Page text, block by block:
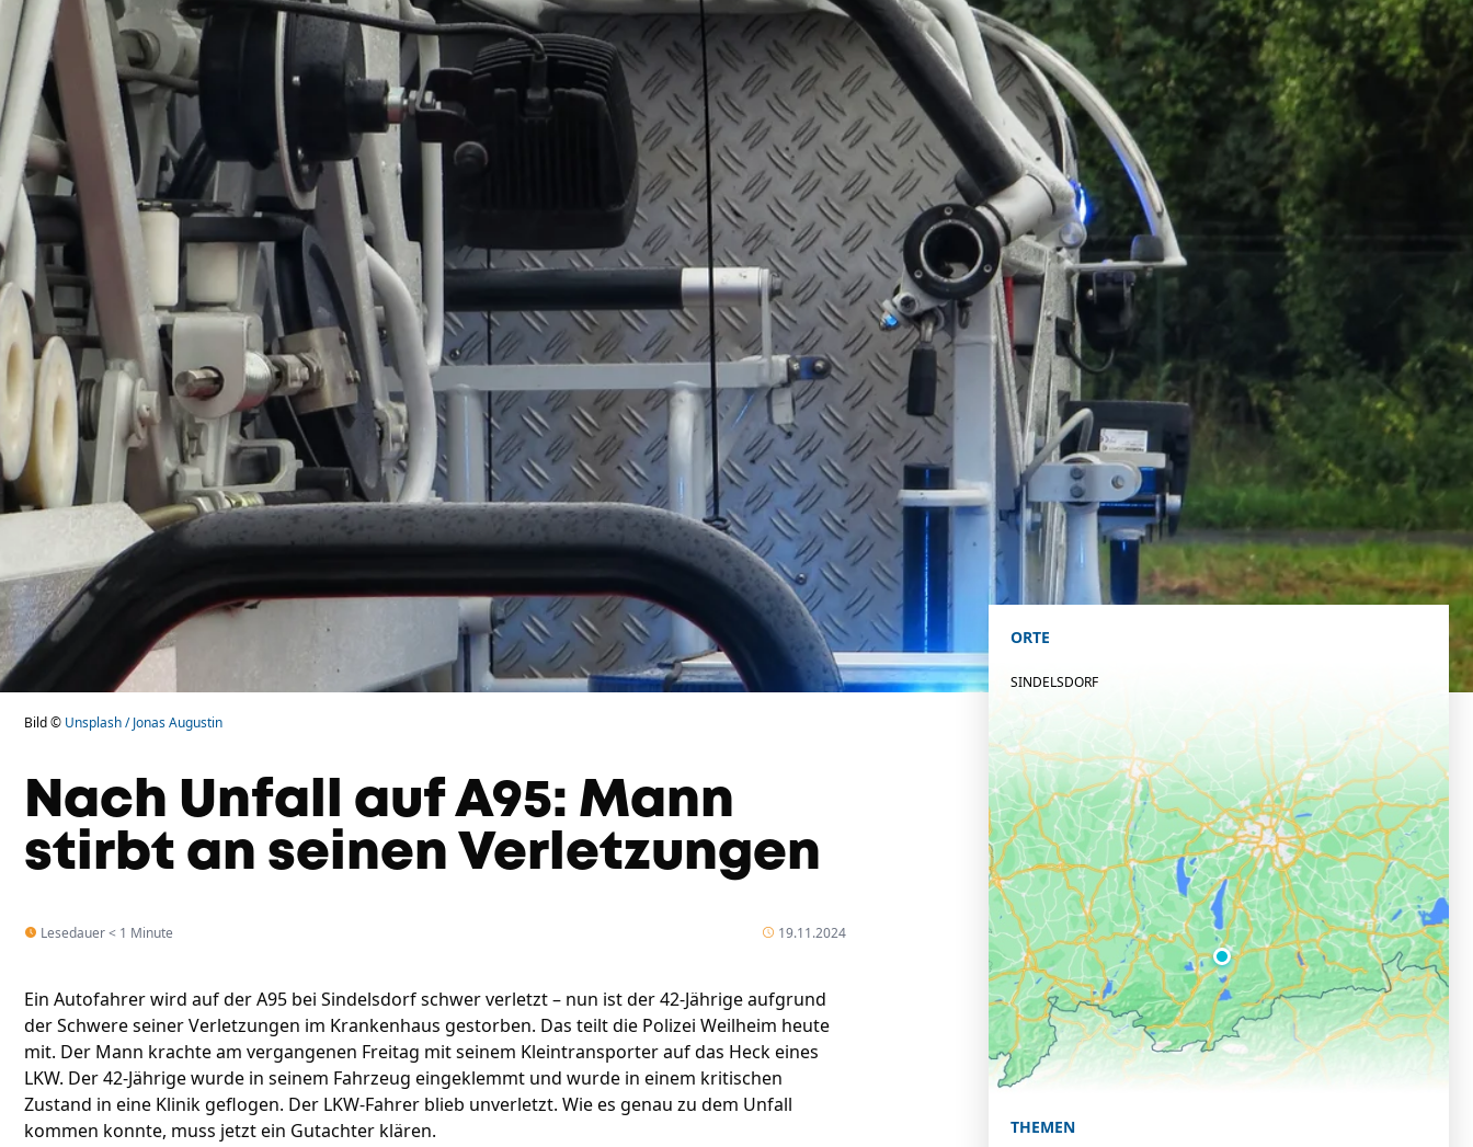
Bild © Unsplash / Jonas Augustin
Nach Unfall auf A95: Mann
stirbt an seinen Verletzungen
Lesedauer < 1 Minute 19.11.2024
Ein Autofahrer wird auf der A95 bei Sindelsdorf schwer verletzt – nun ist der 42-Jährige aufgrund
der Schwere seiner Verletzungen im Krankenhaus gestorben. Das teilt die Polizei Weilheim heute
mit. Der Mann krachte am vergangenen Freitag mit seinem Kleintransporter auf das Heck eines
LKW. Der 42-Jährige wurde in seinem Fahrzeug eingeklemmt und wurde in einem kritischen
Zustand in eine Klinik geflogen. Der LKW-Fahrer blieb unverletzt. Wie es genau zu dem Unfall
kommen konnte, muss jetzt ein Gutachter klären.
ORTE
SINDELSDORF
THEMEN